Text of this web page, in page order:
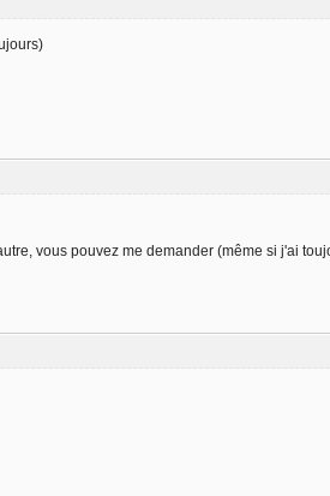
vous pouvez me demander (même si j'ai